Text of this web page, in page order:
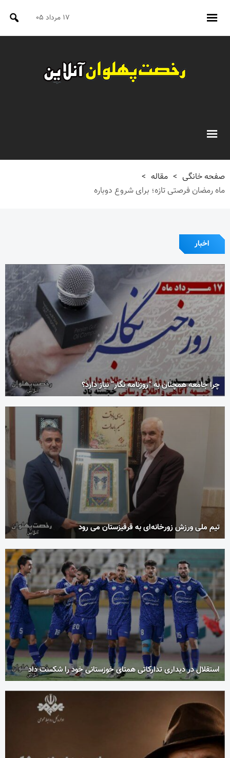
۱۷ مرداد ۰۵
صفحه خانگی > مقاله >
ماه رمضان فرصتی تازه؛ برای شروع دوباره
اخبار
چرا جامعه همچنان به “روزنامه نگار” نیاز دارد؟
تیم ملی ورزش زورخانه‌ای به قرقیزستان می رود
استقلال در دیداری تدارکاتی همتای خوزستانی خود را شکست داد